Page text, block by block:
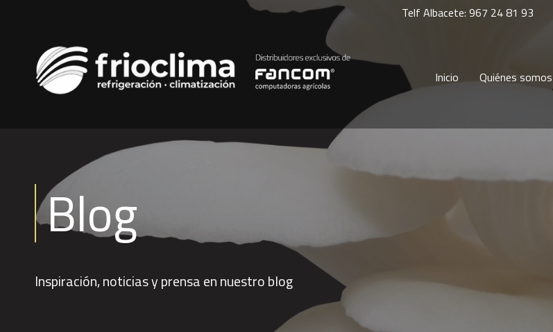
Telf Albacete: 967 24 81 93
Inicio Quiénes somos
Blog
Inspiración, noticias y prensa en nuestro blog